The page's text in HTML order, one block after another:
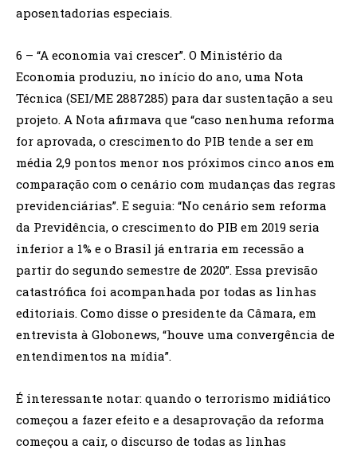
aposentadorias especiais.
6 – “A economia vai crescer”. O Ministério da
Economia produziu, no início do ano, uma Nota
Técnica (SEI/ME 2887285) para dar sustentação a seu
projeto. A Nota afirmava que “caso nenhuma reforma
for aprovada, o crescimento do PIB tende a ser em
média 2,9 pontos menor nos próximos cinco anos em
comparação com o cenário com mudanças das regras
previdenciárias”. E seguia: “No cenário sem reforma
da Previdência, o crescimento do PIB em 2019 seria
inferior a 1% e o Brasil já entraria em recessão a
partir do segundo semestre de 2020”. Essa previsão
catastrófica foi acompanhada por todas as linhas
editoriais. Como disse o presidente da Câmara, em
entrevista à Globonews, “houve uma convergência de
entendimentos na mídia”.
É interessante notar: quando o terrorismo midiático
começou a fazer efeito e a desaprovação da reforma
começou a cair, o discurso de todas as linhas